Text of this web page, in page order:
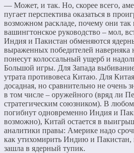
— Может, и так. Но, скорее всего,
пугает перспектива оказаться в
возможном раскладе, почему они так
вашингтонское руководство – мол,
Индия и Пакистан обменяются
выраженных победителей наверняка
понесут колоссальный ущерб и
Большой игры. Для Запада
утрата противовеса Китаю. Для
досадная, но сравнительно не очень
в том числе – оружейного (вряд ли
стратегическим союзником). В любом
погибнут одновременно Индия и
возможно), Китай остается в
аналитики правы: Америке надо
как утихомирить Индию и Пакистан,
зашла в ядерный тупик.